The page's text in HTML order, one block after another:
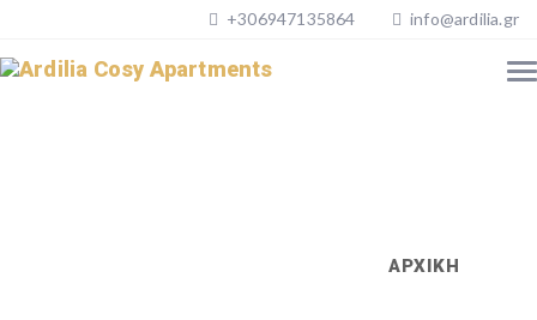
+306947135864 info@ardilia.gr
ΑΡΧΙΚΗ